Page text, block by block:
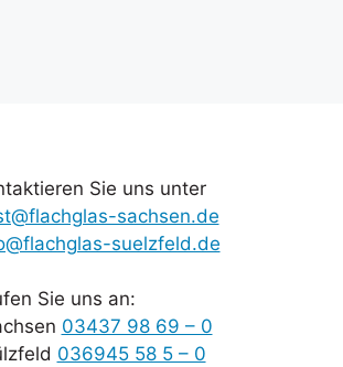
Sie uns unter
sachsen.de
suelzfeld.de
Sie uns an:
03437 98 69 – 0
036945 58 5 – 0